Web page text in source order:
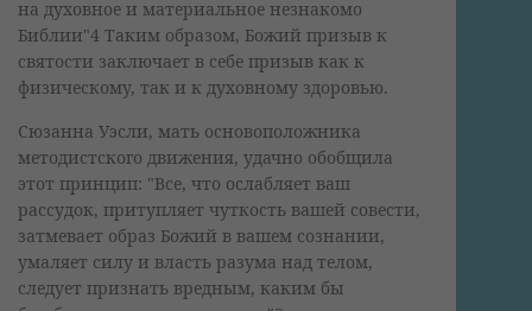
на духовное и материальное незнакомо
Библии"4 Таким образом, Божий призыв к
святости заключает в себе призыв как к
физическому, так и к духовному здоровью.
Сюзанна Уэсли, мать основоположника
методистского движения, удачно обобщила
этот принцип: "Все, что ослабляет ваш
рассудок, притупляет чуткость вашей совести,
затмевает образ Божий в вашем сознании,
умаляет силу и власть разума над телом,
следует признать вредным, каким бы